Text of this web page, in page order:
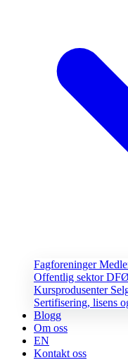
Fagforeninger
Offentlig sektor
Kursprodusenter
Sertifisering, lisens
Blogg
Om oss
EN
Kontakt oss